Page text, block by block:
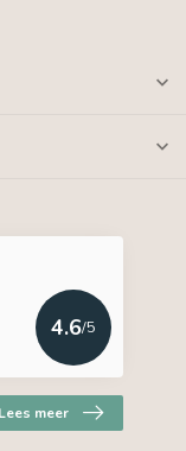
4.6/5
Lees meer